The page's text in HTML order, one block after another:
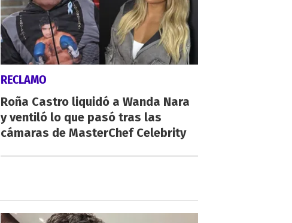
RECLAMO
Roña Castro liquidó a Wanda Nara
y ventiló lo que pasó tras las
cámaras de MasterChef Celebrity